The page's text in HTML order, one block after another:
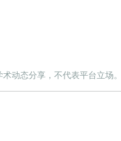
动态分享，不代表平台立场。